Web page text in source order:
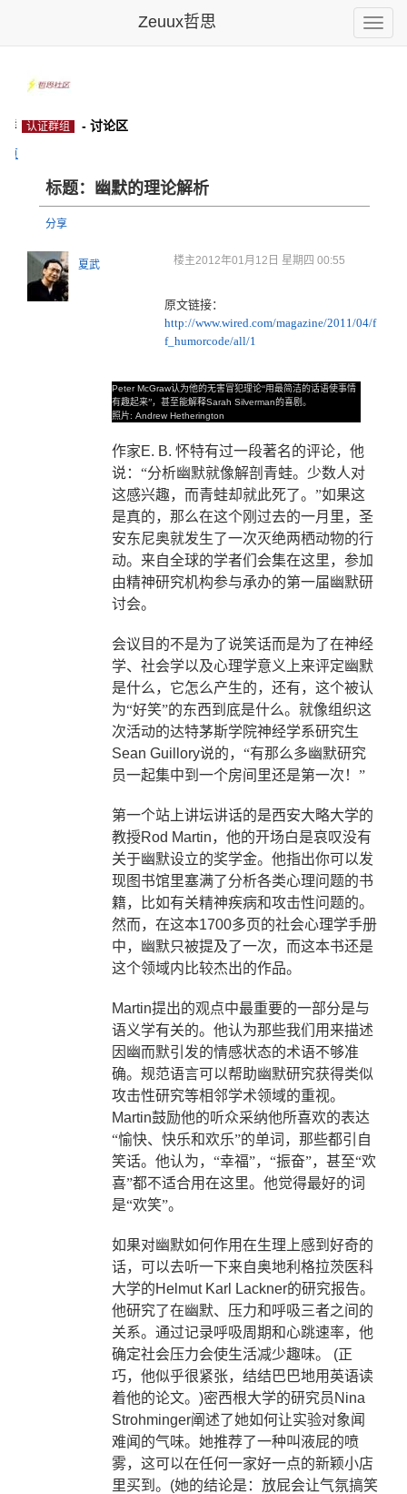
Toggle
Zeuux哲思
群 认证群组 - 讨论区
页
标题：幽默的理论解析
分享
夏武 楼主2012年01月12日 星期四 00:55
原文链接：
http://www.wired.com/magazine/2011/04/f
f_humorcode/all/1
Peter McGraw认为他的无害冒犯理论“用最简洁的话语使事情
有趣起来”，甚至能解释Sarah Silverman的喜剧。
照片: Andrew Hetherington
作家E. B. 怀特有过一段著名的评论，他
说：“分析幽默就像解剖青蛙。少数人对
这感兴趣，而青蛙却就此死了。”如果这
是真的，那么在这个刚过去的一月里，圣
安东尼奥就发生了一次灭绝两栖动物的行
动。来自全球的学者们会集在这里，参加
由精神研究机构参与承办的第一届幽默研
讨会。
会议目的不是为了说笑话而是为了在神经
学、社会学以及心理学意义上来评定幽默
是什么，它怎么产生的，还有，这个被认
为“好笑”的东西到底是什么。就像组织这
次活动的达特茅斯学院神经学系研究生
Sean Guillory说的，“有那么多幽默研究
员一起集中到一个房间里还是第一次！”
第一个站上讲坛讲话的是西安大略大学的
教授Rod Martin，他的开场白是哀叹没有
关于幽默设立的奖学金。他指出你可以发
现图书馆里塞满了分析各类心理问题的书
籍，比如有关精神疾病和攻击性问题的。
然而，在这本1700多页的社会心理学手册
中，幽默只被提及了一次，而这本书还是
这个领域内比较杰出的作品。
Martin提出的观点中最重要的一部分是与
语义学有关的。他认为那些我们用来描述
因幽而默引发的情感状态的术语不够准
确。规范语言可以帮助幽默研究获得类似
攻击性研究等相邻学术领域的重视。
Martin鼓励他的听众采纳他所喜欢的表达
“愉快、快乐和欢乐”的单词，那些都引自
笑话。他认为，“幸福”，“振奋”，甚至“欢
喜”都不适合用在这里。他觉得最好的词
是“欢笑”。
如果对幽默如何作用在生理上感到好奇的
话，可以去听一下来自奥地利格拉茨医科
大学的Helmut Karl Lackner的研究报告。
他研究了在幽默、压力和呼吸三者之间的
关系。通过记录呼吸周期和心跳速率，他
确定社会压力会使生活减少趣味。
(正
巧，他似乎很紧张，结结巴巴地用英语读
着他的论文。 )密西根大学的研究员 Nina
Strohminger阐述了她如何让实验对象闻
难闻的气味。她推荐了一种叫液屁的喷
雾，这可以在任何一家好一点的新颖小店
里买到。 (她的结论是：放屁会让气氛搞笑